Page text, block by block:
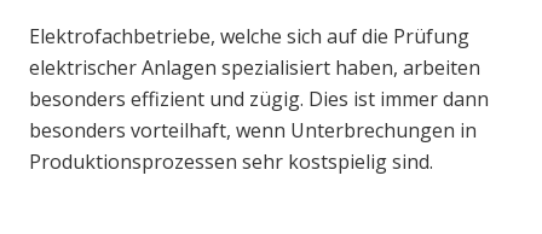
Elektrofachbetriebe, welche sich auf die Prüfung
elektrischer Anlagen spezialisiert haben, arbeiten
besonders effizient und zügig. Dies ist immer dann
besonders vorteilhaft, wenn Unterbrechungen in
Produktionsprozessen sehr kostspielig sind.